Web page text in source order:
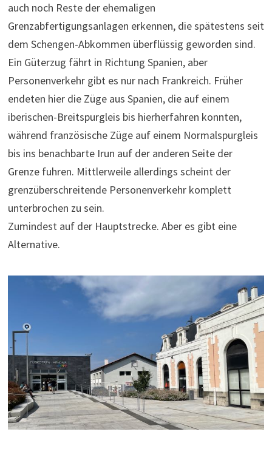
auch noch Reste der ehemaligen
Grenzabfertigungsanlagen erkennen, die spätestens seit
dem Schengen-Abkommen überflüssig geworden sind.
Ein Güterzug fährt in Richtung Spanien, aber
Personenverkehr gibt es nur nach Frankreich. Früher
endeten hier die Züge aus Spanien, die auf einem
iberischen-Breitspurgleis bis hierherfahren konnten,
während französische Züge auf einem Normalspurgleis
bis ins benachbarte Irun auf der anderen Seite der
Grenze fuhren. Mittlerweile allerdings scheint der
grenzüberschreitende Personenverkehr komplett
unterbrochen zu sein.
Zumindest auf der Hauptstrecke. Aber es gibt eine
Alternative.